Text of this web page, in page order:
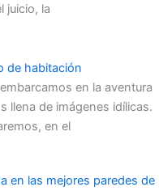
juicio, la
de habitación
en la aventura
llena de imágenes idílicas.
en el
en las mejores paredes de